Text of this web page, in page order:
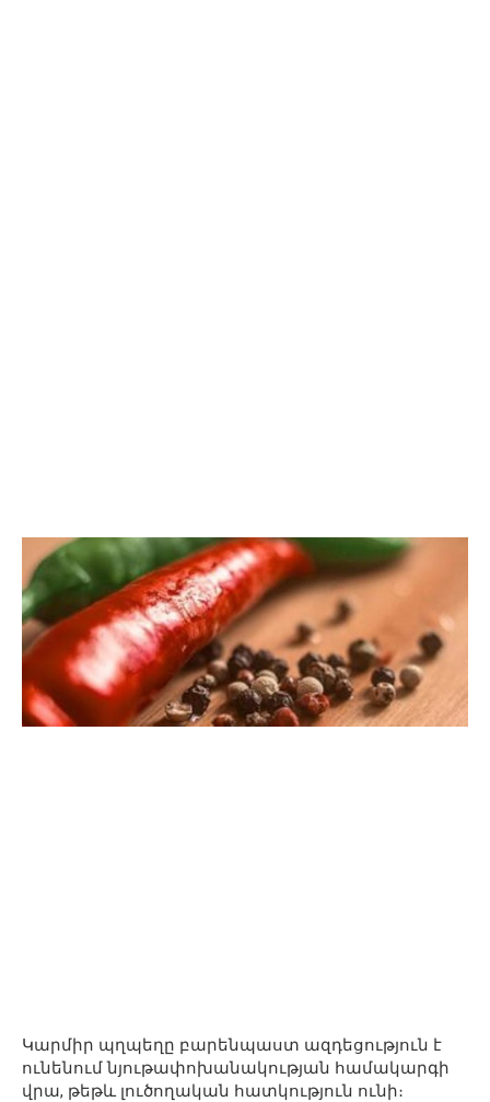
Կարմիր պղպեղը բարենպաստ ազդեցություն է
ունենում նյութափոխանակության համակարգի
վրա, թեթև լուծողական հատկություն ունի։